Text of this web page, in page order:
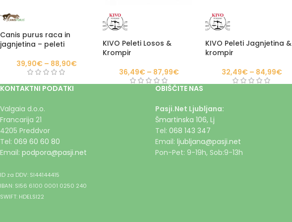
Canis purus raca in
jagnjetina – peleti
39,90€ – 88,90€
KIVO Peleti Losos &
Krompir
36,49€ – 87,99€
KIVO Peleti Jagnjetina &
krompir
32,49€ – 84,99€
KONTAKTNI PODATKI
Valgaia d.o.o.
Francarija 21
4205 Preddvor
Tel: 069 60 60 80
Email: podpora@pasji.net
ID za DDV: SI44144415
IBAN: SI56 6100 0001 0250 240
SWIFT: HDELSI22
OBIŠČITE NAS
Pasji.Net Ljubljana:
Šmartinska 106, Lj
Tel: 068 143 347
Email: ljubljana@pasji.net
Pon-Pet: 9-19h, Sob:9-13h